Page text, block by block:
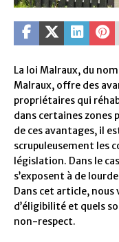
La loi Malraux, du
Malraux, offre des
propriétaires qui
dans certaines zones
de ces avantages, il
scrupuleusement les
législation. Dans le
s’exposent à de
Dans cet article,
d’éligibilité et quels
non-respect.